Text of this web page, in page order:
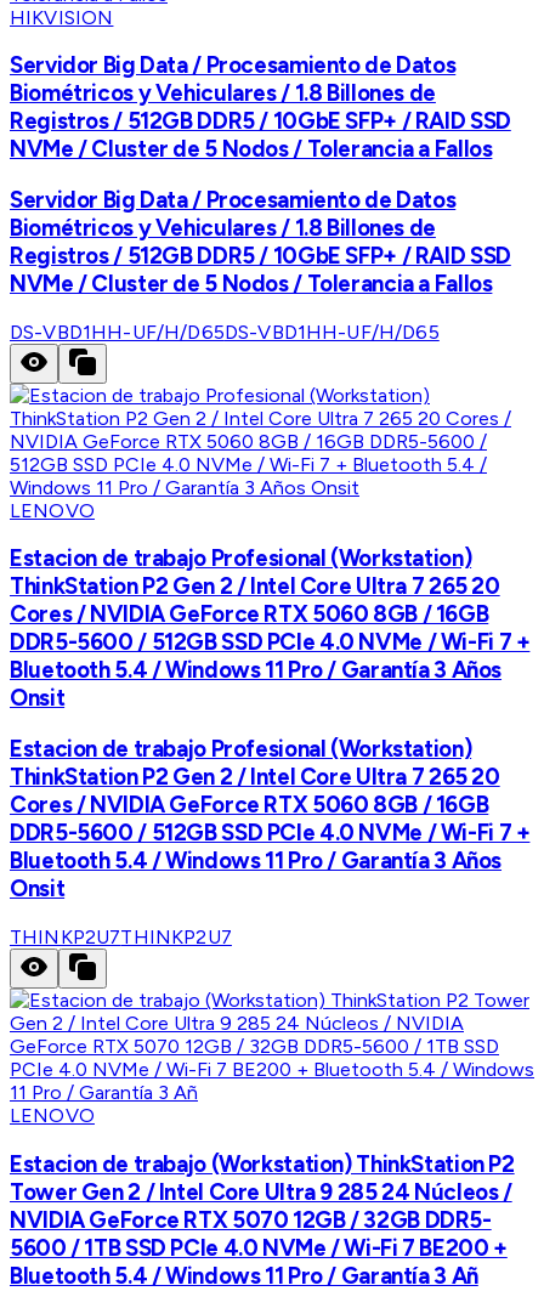
HIKVISION
Servidor Big Data / Procesamiento de Datos
Biométricos y Vehiculares / 1.8 Billones de
Registros / 512GB DDR5 / 10GbE SFP+ / RAID SSD
NVMe / Cluster de 5 Nodos / Tolerancia a Fallos
Servidor Big Data / Procesamiento de Datos
Biométricos y Vehiculares / 1.8 Billones de
Registros / 512GB DDR5 / 10GbE SFP+ / RAID SSD
NVMe / Cluster de 5 Nodos / Tolerancia a Fallos
DS-VBD1HH-UF/H/D65DS-VBD1HH-UF/H/D65
LENOVO
Estacion de trabajo Profesional (Workstation)
ThinkStation P2 Gen 2 / Intel Core Ultra 7 265 20
Cores / NVIDIA GeForce RTX 5060 8GB / 16GB
DDR5-5600 / 512GB SSD PCIe 4.0 NVMe / Wi-Fi 7 +
Bluetooth 5.4 / Windows 11 Pro / Garantía 3 Años
Onsit
Estacion de trabajo Profesional (Workstation)
ThinkStation P2 Gen 2 / Intel Core Ultra 7 265 20
Cores / NVIDIA GeForce RTX 5060 8GB / 16GB
DDR5-5600 / 512GB SSD PCIe 4.0 NVMe / Wi-Fi 7 +
Bluetooth 5.4 / Windows 11 Pro / Garantía 3 Años
Onsit
THINKP2U7THINKP2U7
LENOVO
Estacion de trabajo (Workstation) ThinkStation P2
Tower Gen 2 / Intel Core Ultra 9 285 24 Núcleos /
NVIDIA GeForce RTX 5070 12GB / 32GB DDR5-
5600 / 1TB SSD PCIe 4.0 NVMe / Wi-Fi 7 BE200 +
Bluetooth 5.4 / Windows 11 Pro / Garantía 3 Añ